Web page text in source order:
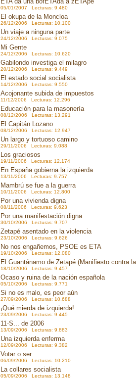
05/01/2007 Lecturas: 9.480
El okupa de la Moncloa
26/12/2006 Lecturas: 10.100
Un viaje a ninguna parte
24/12/2006 Lecturas: 9.075
Mi Gente
24/12/2006 Lecturas: 10.620
Gabilondo investiga el milagro
20/12/2006 Lecturas: 9.449
El estado social socialista
14/12/2006 Lecturas: 9.550
Acojonante subida de impuestos
11/12/2006 Lecturas: 12.296
Educación para la masonería
08/12/2006 Lecturas: 13.291
El Capitán Lozano
08/12/2006 Lecturas: 12.947
Un largo y tortuoso camino
29/11/2006 Lecturas: 9.088
Los graciosos
19/11/2006 Lecturas: 12.174
En España gobierna la izquierda
13/11/2006 Lecturas: 9.757
Mambrú se fue a la guerra
10/11/2006 Lecturas: 12.800
Por una vivienda digna
08/11/2006 Lecturas: 9.623
Por una manifestación digna
30/10/2006 Lecturas: 9.707
Zetapé asentado en la violencia
23/10/2006 Lecturas: 9.626
No nos engañemos, PSOE es ETA
19/10/2006 Lecturas: 12.080
El Guantánamo de Zetapé (Manifiesto contra
18/10/2006 Lecturas: 9.457
Ocaso y ruina de la nación española
05/10/2006 Lecturas: 9.771
Si no es malo, es peor aún
27/09/2006 Lecturas: 10.688
¡Qué mierda de izquierda!
23/09/2006 Lecturas: 9.445
11-S... de 2006
13/09/2006 Lecturas: 9.883
Una izquierda enferma
12/09/2006 Lecturas: 9.382
Votar o ser
06/09/2006 Lecturas: 10.210
La collares socialista
05/09/2006 Lecturas: 13.148